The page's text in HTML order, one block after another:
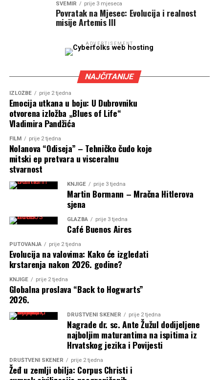
SVEMIR prije 3 mjeseca
Povratak na Mjesec: Evolucija i realnost
misije Artemis III
ADVERTISEMENT
NAJČITANIJE
IZLOŽBE prije 2 tjedna
Emocija utkana u boju: U Dubrovniku
otvorena izložba „Blues of Life“
Vladimira Pandžića
FILM prije 2 tjedna
Nolanova “Odiseja” – Tehničko čudo koje
mitski ep pretvara u visceralnu
stvarnost
KNJIGE prije 3 tjedna
Martin Bormann – Mračna Hitlerova
sjena
GLAZBA prije 3 tjedna
Café Buenos Aires
PUTOVANJA prije 2 tjedna
Evolucija na valovima: Kako će izgledati
krstarenja nakon 2026. godine?
KNJIGE prije 2 tjedna
Globalna proslava “Back to Hogwarts”
2026.
DRUŠTVENI SKENER prije 2 tjedna
Nagrade dr. sc. Ante Žužul dodijeljene
najboljim maturantima na ispitima iz
Hrvatskog jezika i Povijesti
DRUŠTVENI SKENER prije 2 tjedna
Žeđ u zemlji obilja: Corpus Christi i